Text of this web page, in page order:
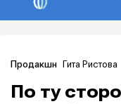
Продакшн Гита Ристова
По ту